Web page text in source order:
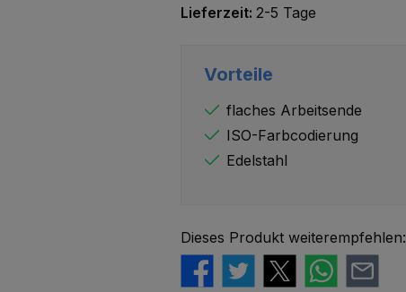
Lieferzeit: 2-5 Tage
Vorteile
flaches Arbeitsende
ISO-Farbcodierung
Edelstahl
Dieses Produkt weiterempfehlen: